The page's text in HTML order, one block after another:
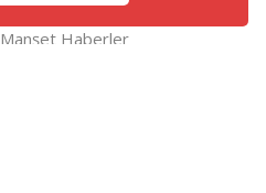
Manşet Haberler